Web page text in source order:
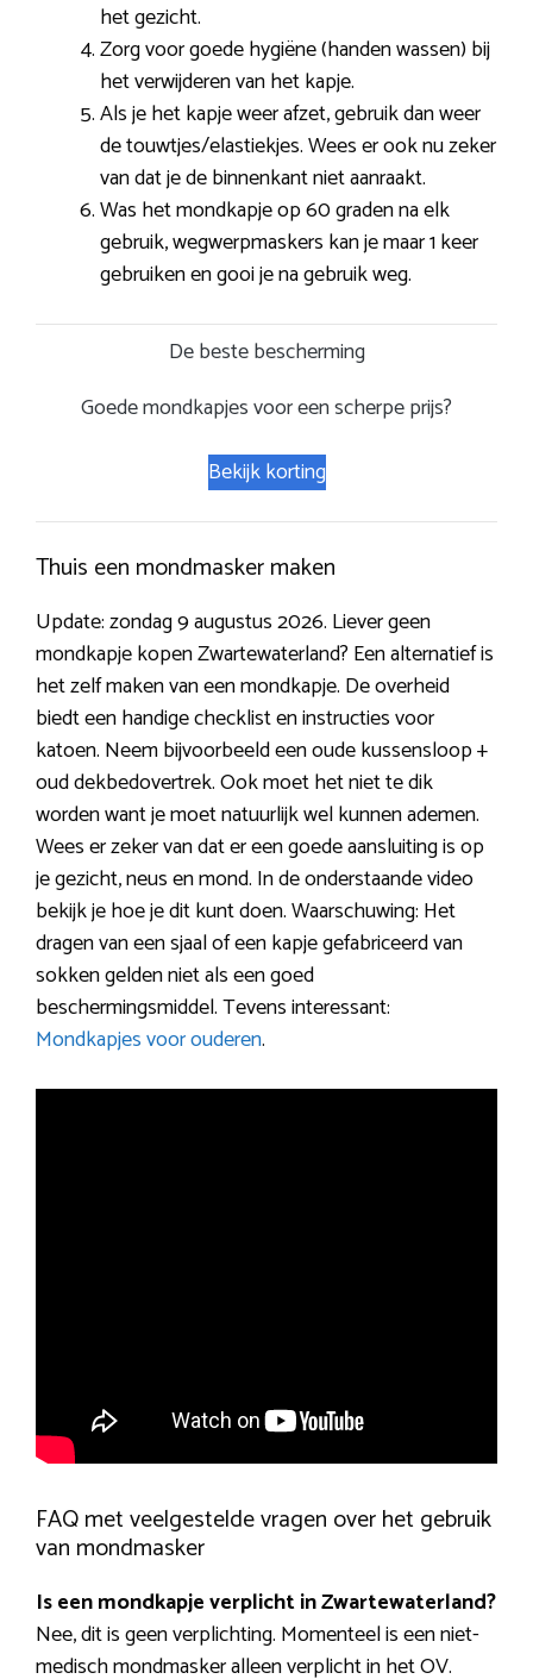
het gezicht.
Zorg voor goede hygiëne (handen wassen) bij
het verwijderen van het kapje.
Als je het kapje weer afzet, gebruik dan weer
de touwtjes/elastiekjes. Wees er ook nu zeker
van dat je de binnenkant niet aanraakt.
Was het mondkapje op 60 graden na elk
gebruik, wegwerpmaskers kan je maar 1 keer
gebruiken en gooi je na gebruik weg.
De beste bescherming
Goede mondkapjes voor een scherpe prijs?
Bekijk korting
Thuis een mondmasker maken
Update: zondag 9 augustus 2026. Liever geen
mondkapje kopen Zwartewaterland? Een alternatief is
het zelf maken van een mondkapje. De overheid
biedt een handige checklist en instructies voor
katoen. Neem bijvoorbeeld een oude kussensloop +
oud dekbedovertrek. Ook moet het niet te dik
worden want je moet natuurlijk wel kunnen ademen.
Wees er zeker van dat er een goede aansluiting is op
je gezicht, neus en mond. In de onderstaande video
bekijk je hoe je dit kunt doen. Waarschuwing: Het
dragen van een sjaal of een kapje gefabriceerd van
sokken gelden niet als een goed
beschermingsmiddel. Tevens interessant:
Mondkapjes voor ouderen.
FAQ met veelgestelde vragen over het gebruik
van mondmasker
Is een mondkapje verplicht in Zwartewaterland?
Nee, dit is geen verplichting. Momenteel is een niet-
medisch mondmasker alleen verplicht in het OV.